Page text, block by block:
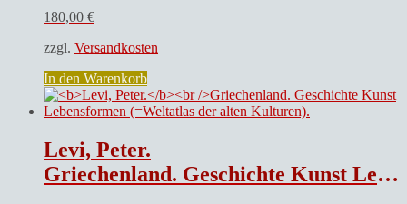
180,00 €
zzgl. Versandkosten
In den Warenkorb
Levi, Peter.
Griechenland. Geschichte Kunst Lebensformen (=Weltatlas der alten Kulturen).